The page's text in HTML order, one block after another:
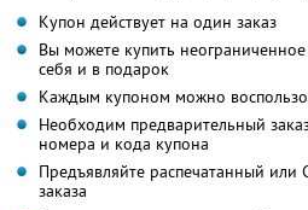
Купон действует на один заказ
Вы можете купить
себя и в подарок
Каждым купоном можно
Необходим предварительный
номера и кода купона
Предъявляйте распечатанный
заказа